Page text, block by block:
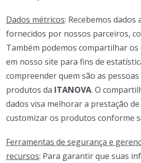
Dados métricos: Recebemos dados
fornecidos por nossos parceiros,
Também podemos compartilhar os
em nosso site para fins de
compreender quem são as
produtos da ITANOVA. O
dados visa melhorar a prestação
customizar os produtos conforme
Ferramentas de segurança e
recursos: Para garantir que suas